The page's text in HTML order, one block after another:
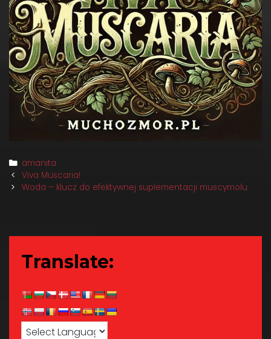
Categories
amanita
Post
navigation
Viva Muscaria!
Woda – klucz do efektywnej suplementacji muscymolu
Translate: